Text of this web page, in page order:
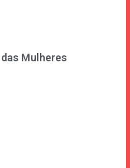
Mulheres